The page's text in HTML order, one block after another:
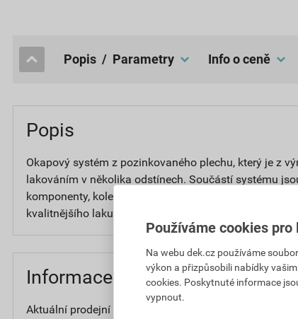
popis / Parametry Info o ceně
Popis
Okapový systém z pozinkovaného plechu, který je z
lakováním v několika odstínech. Součástí systému
komponenty, kolena, žlaby, svody, spojky žlabů apod.
kvalitnějšího laku ROBUST.
Informace o ceně
Aktuální prodejní cena po slevě 26% z
Používáme cookies
Na webu dek.cz používáme
výkon a přizpůsobili nabídky
cookies. Poskytnuté informace
vypnout.